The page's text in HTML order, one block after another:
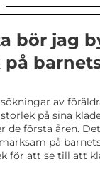
bör jag
av
på sina
de första åren.
på
för att se till att